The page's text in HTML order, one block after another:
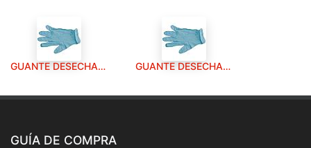
GUANTE DESECHABLE NITRILO TA 8 L C.100 GUANTE DESECHABLE NITRILO TA 9 XL C.100
GUÍA DE COMPRA